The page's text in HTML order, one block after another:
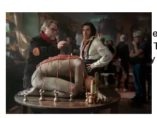
Lifestyle
Las diferencias
de Guillermo del
original de Mary